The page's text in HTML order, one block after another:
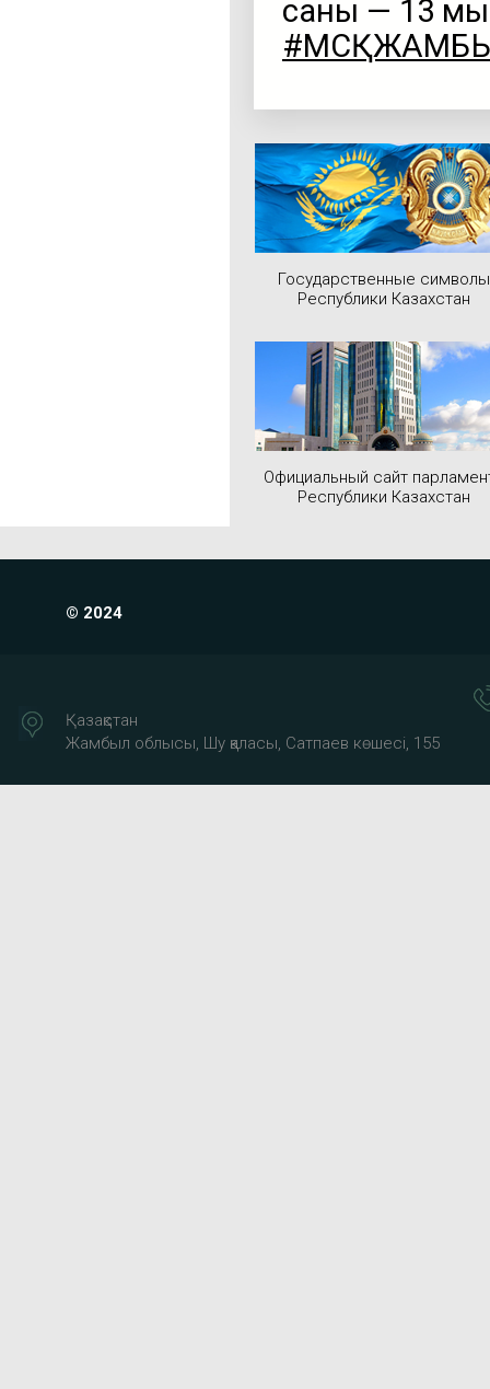
саны — 13
Государственные символы
Республики Казахстан
Официальный сайт
Республики Казахстан
© 2024
Қазақстан
Жамбыл облысы, Шу қаласы, Сатпаев көшесі, 155